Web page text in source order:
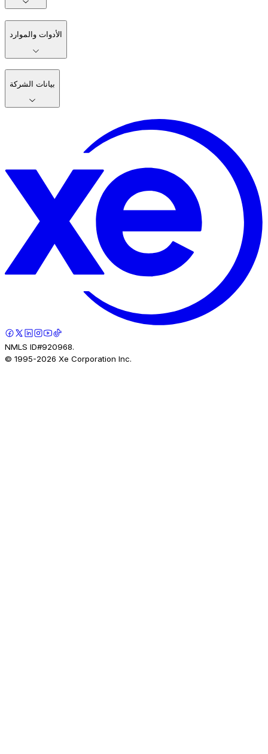
الأدوات والموارد
بيانات الشركة
NMLS ID#920968.
© 1995-2026 Xe Corporation Inc.